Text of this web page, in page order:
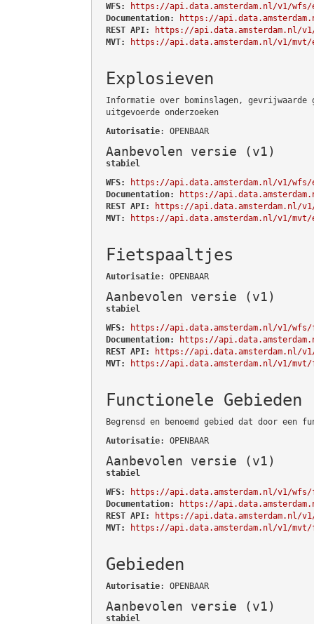
WFS:
https://api.data.amsterdam.nl/v1/wfs/
Documentation:
https://
REST API:
https://api.data.amsterdam.nl/v1/
MVT:
https://api.data.amsterdam.nl/v1/mvt/
Explosieven
Informatie over bominslagen, gevrijwaarde
uitgevoerde onderzoeken
Autorisatie: OPENBAAR
Aanbevolen versie (v1)
stabiel
WFS:
https://api.data.amsterdam.nl/v1/wfs/
Documentation:
https://
REST API:
https://api.data.amsterdam.nl/
MVT:
https://api.data.amsterdam.nl/v1/mvt/
Fietspaaltjes
Autorisatie: OPENBAAR
Aanbevolen versie (v1)
stabiel
WFS:
https://api.data.amsterdam.nl/v1/
Documentation:
https://
REST API:
https://api.data.amsterdam.nl/
MVT:
https://api.data.amsterdam.nl/v1/
Functionele Gebieden
Begrensd en benoemd gebied dat door een
Autorisatie: OPENBAAR
Aanbevolen versie (v1)
stabiel
WFS:
https://api.data.amsterdam.nl/v1/wfs/
Documentation:
https://
REST API:
https://api.data.amsterdam.nl/
MVT:
https://api.data.amsterdam.nl/v1/mvt/
Gebieden
Autorisatie: OPENBAAR
Aanbevolen versie (v1)
stabiel